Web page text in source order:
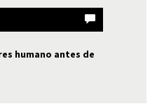
humano antes de